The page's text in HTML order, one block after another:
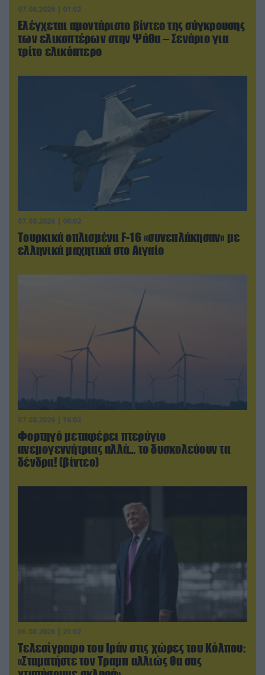
07.08.2026 | 01:02
Ελέγχεται αμοντάριστο βίντεο της σύγκρουσης
των ελικοπτέρων στην Ψάθα – Σενάριο για
τρίτο ελικόπτερο
07.08.2026 | 00:02
Τουρκικά οπλισμένα F-16 «συνεπλάκησαν» με
ελληνικά μαχητικά στο Αιγαίο
07.08.2026 | 16:02
Φορτηγό μεταφέρει πτερύγιο
ανεμογεννήτριας αλλά… το δυσκολεύουν τα
δένδρα! (βίντεο)
06.08.2026 | 21:02
Τελεσίγραφο του Ιράν στις χώρες του Κόλπου:
«Σταματήστε τον Τραμπ αλλιώς θα σας